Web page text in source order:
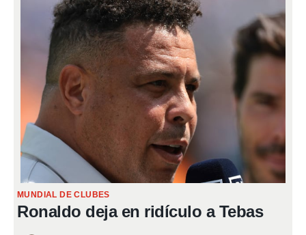
MUNDIAL DE CLUBES
Ronaldo deja en ridículo a Tebas